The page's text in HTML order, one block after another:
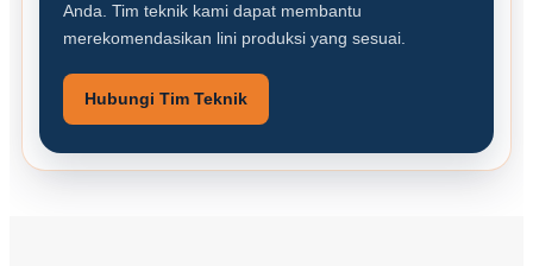
Anda. Tim teknik kami dapat membantu
merekomendasikan lini produksi yang sesuai.
Hubungi Tim Teknik